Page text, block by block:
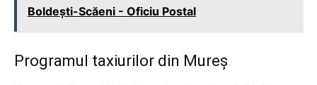
Boldeşti-Scăeni - Oficiu Postal
Programul taxiurilor din Mureș